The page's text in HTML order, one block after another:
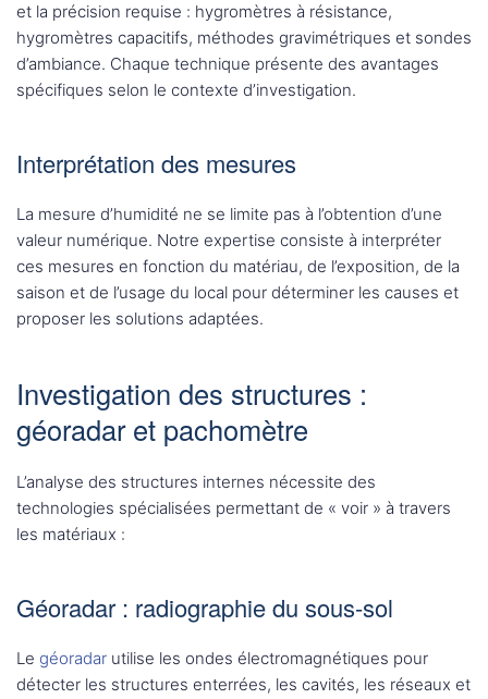
et la précision requise : hygromètres à résistance,
hygromètres capacitifs, méthodes gravimétriques et sondes
d’ambiance. Chaque technique présente des avantages
spécifiques selon le contexte d’investigation.
Interprétation des mesures
La mesure d’humidité ne se limite pas à l’obtention d’une
valeur numérique. Notre expertise consiste à interpréter
ces mesures en fonction du matériau, de l’exposition, de la
saison et de l’usage du local pour déterminer les causes et
proposer les solutions adaptées.
Investigation des structures :
géoradar et pachomètre
L’analyse des structures internes nécessite des
technologies spécialisées permettant de « voir » à travers
les matériaux :
Géoradar : radiographie du sous-sol
Le géoradar utilise les ondes électromagnétiques pour
détecter les structures enterrées, les cavités, les réseaux et